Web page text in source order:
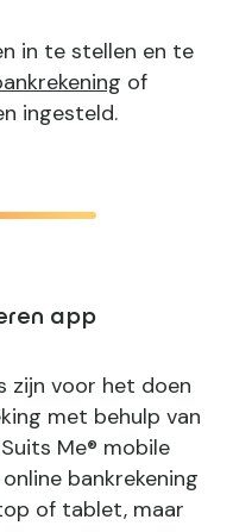
in te stellen en te
of
ingesteld.
app
zijn voor het doen
met behulp van
Me® mobile
bankrekening
of tablet, maar